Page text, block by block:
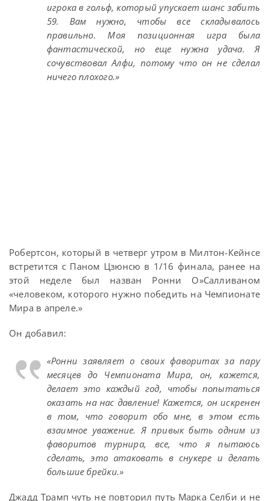
игрока в гольф, который упускает шанс забить
59. Вам нужно, чтобы все складывалось
правильно. Моя позиционная игра была
фантастической, но еще нужна удача. Я
сочувствовал Алфи, потому что он не сделал
ничего плохого.»
Робертсон, который в четверг утром в Милтон-Кейнсе
встретится с Паном Цзюнсю в 1/16 финала, ранее на
этой неделе был назван Ронни О»Салливаном
«человеком, которого нужно победить на Чемпионате
Мира в апреле.»
Он добавил:
«Ронни заявляет о своих фаворитах за пару
месяцев до Чемпионата Мира, он, кажется,
делает это каждый год, чтобы попытаться
оказать на нас давление! Кажется, он искренен
в том, что говорит обо мне, в этом есть
взаимное уважение. Я привык быть одним из
фаворитов турнира, все, что я пытаюсь
сделать, это атаковать в снукере и делать
большие брейки.»
Джадд Трамп чуть не повторил путь Марка Селби и не